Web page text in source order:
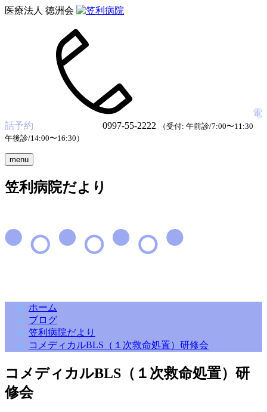
医療法人 徳洲会
電
話予約
0997-55-2222
（受付: 午前診/7:00〜11:30
午後診/14:00〜16:30）
menu
笠利病院だより
ホーム
ブログ
笠利病院だより
コメディカルBLS（１次救命処置）研修会
コメディカルBLS（１次救命処置）研
修会